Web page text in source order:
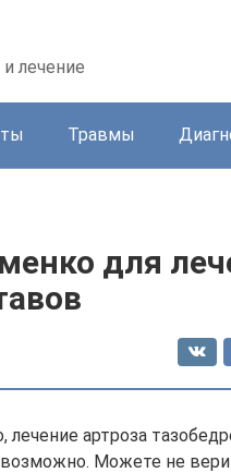
лечение
Травмы
для
артроза
Можете не